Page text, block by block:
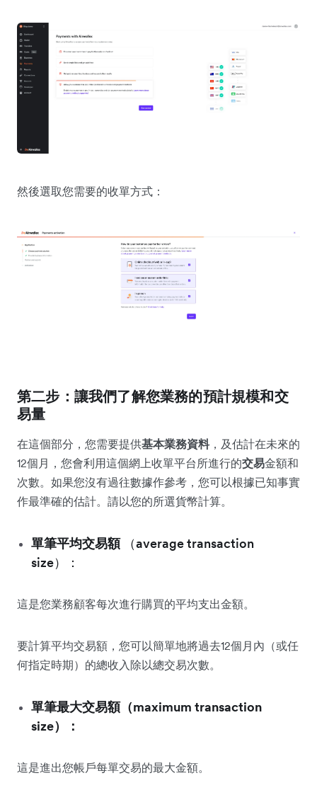
然後選取您需要的收單方式：
第二步：讓我們了解您業務的預計規模和交
易量
在這個部分，您需要提供基本業務資料，及估計在未來的
12個月，您會利用這個網上收單平台所進行的交易金額和
次數。如果您沒有過往數據作參考，您可以根據已知事實
作最準確的估計。請以您的所選貨幣計算。
單筆平均交易額（average transaction
size）：
這是您業務顧客每次進行購買的平均支出金額。
要計算平均交易額，您可以簡單地將過去12個月內（或任
何指定時期）的總收入除以總交易次數。
單筆最大交易額（maximum transaction
size）：
這是進出您帳戶每單交易的最大金額。